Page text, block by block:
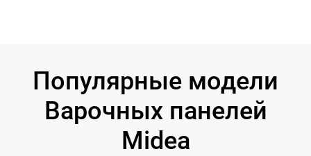
Популярные модели
Варочных панелей
Midea